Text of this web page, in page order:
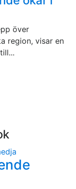
över
region, visar en